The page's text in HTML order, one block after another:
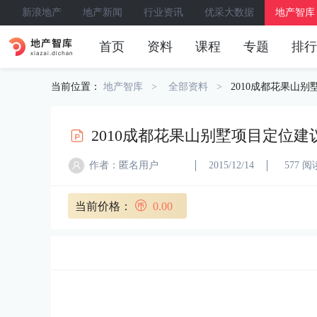
新浪地产 地产新闻 行业资讯 优采大数据 地产智库
首页 资料 课程 专题 排
当前位置： 地产智库 全部资料 2010成都花果山别
2010成都花果山别墅项目定位建
作者：匿名用户 2015/12/14 577 阅
当前价格： 0.00